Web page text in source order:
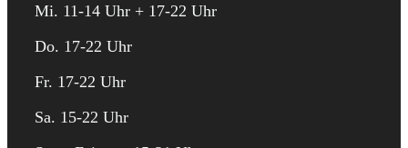
Mi. 11-14 Uhr + 17-22 Uhr
Do. 17-22 Uhr
Fr. 17-22 Uhr
Sa. 15-22 Uhr